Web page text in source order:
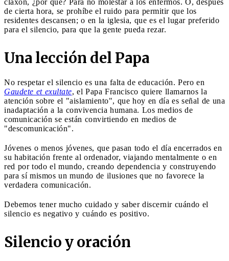
de cierta hora, se prohíbe el ruido para permitir que los
residentes descansen; o en la iglesia, que es el lugar preferido
para el silencio, para que la gente pueda rezar.
Una lección del Papa
No respetar el silencio es una falta de educación. Pero en
Gaudete et exultate, el Papa Francisco quiere llamarnos la
atención sobre el "aislamiento", que hoy en día es señal de una
inadaptación a la convivencia humana. Los medios de
comunicación se están convirtiendo en medios de
"descomunicación".
Jóvenes o menos jóvenes, que pasan todo el día encerrados en
su habitación frente al ordenador, viajando mentalmente o en
red por todo el mundo, creando dependencia y construyendo
para sí mismos un mundo de ilusiones que no favorece la
verdadera comunicación.
Debemos tener mucho cuidado y saber discernir cuándo el
silencio es negativo y cuándo es positivo.
Silencio y oración